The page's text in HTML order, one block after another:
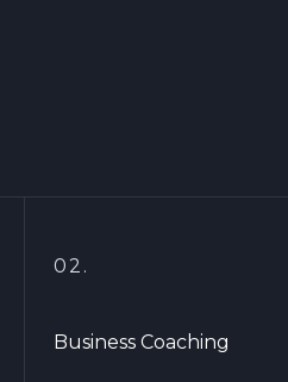
02.
Business Coaching